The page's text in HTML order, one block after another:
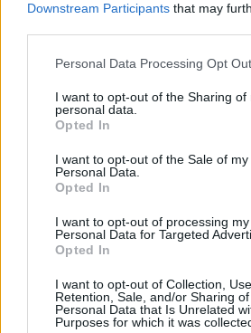
Downstream Participants that may
Please note that this website/app uses
not limited to your visit or usage
grant or deny consent to Google and
use your data for below specified
consent section.
Personal Data Processing Opt
I want to opt-out of the Sharing of
personal data.
Opted In
I want to opt-out of the Sale of my
Personal Data.
Opted In
I want to opt-out of processing my
Personal Data for Targeted
Opted In
I want to opt-out of Collection, Use,
Retention, Sale, and/or Sharing
Personal Data that Is Unrelated
Purposes for which it was
Történelmi táj, amelynek
megújul a tatai Angolkert
A projekt részeként megújulnak a
műemlékek, köztük a különleges
Várkanyarban álló Nepomuki Szent
M1 bővítés: már